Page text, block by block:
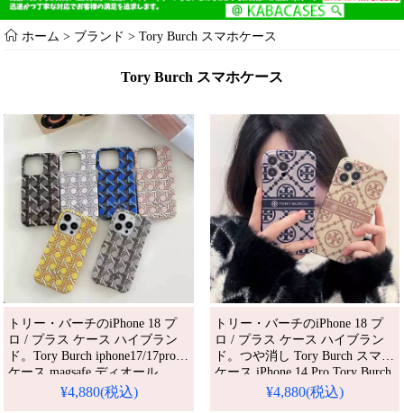
ホーム > ブランド > Tory Burch スマホケース
Tory Burch スマホケース
トリー・バーチのiPhone 18 プ
ロ / プラス ケース ハイブラン
ド。Tory Burch iphone17/17pro
ケース magsafe ディオール
iphone16pro/16plus ケース ブラ
¥4,880(税込)
トリー・バーチのiPhone 18 プ
ロ / プラス ケース ハイブラン
ド。つや消し Tory Burch スマホ
ケース iPhone 14 Pro Tory Burch
アイフォン14 plus 保護ケース
¥4,880(税込)